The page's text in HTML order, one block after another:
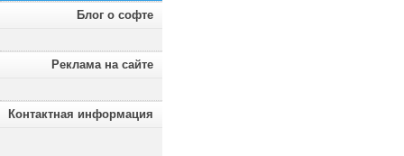
Блог о софте
Реклама на сайте
Контактная информация